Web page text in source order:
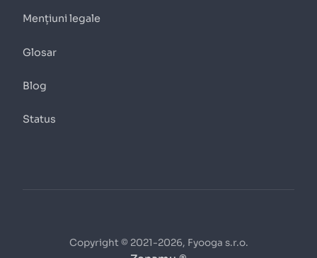
Mențiuni legale
Glosar
Blog
Status
Copyright © 2021-2026, Fyooga s.r.o.